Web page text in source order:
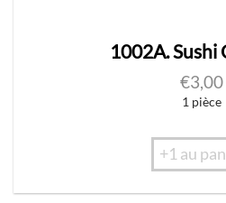
1002A. Sushi
€3,00
1 pièce
+1 au